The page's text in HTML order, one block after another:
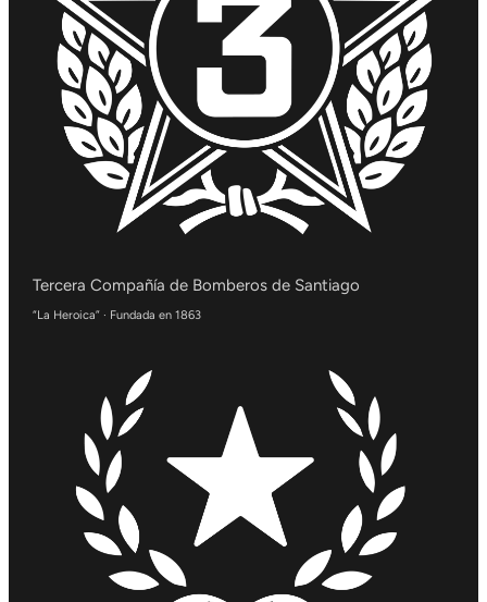
Tercera Compañía de Bomberos de Santiago
“La Heroica” · Fundada en 1863